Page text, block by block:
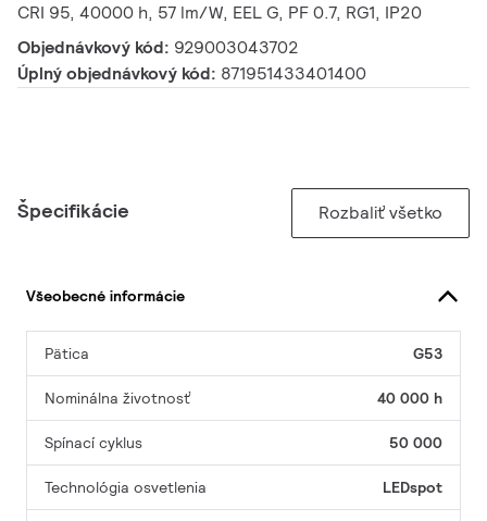
CRI 95, 40000 h, 57 lm/W, EEL G, PF 0.7, RG1, IP20
Objednávkový kód: 929003043702
Úplný objednávkový kód: 871951433401400
Špecifikácie Rozbaliť všetko
Všeobecné informácie
Pätica G53
Nominálna životnosť 40 000 h
Spínací cyklus 50 000
Technológia osvetlenia LEDspot